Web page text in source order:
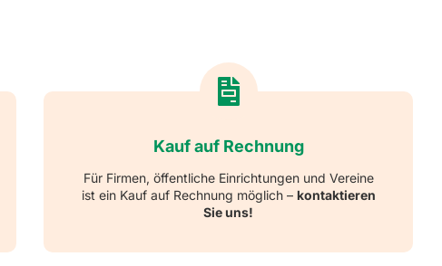
Kauf auf Rechnung
Für Firmen, öffentliche Einrichtungen und Vereine
ist ein Kauf auf Rechnung möglich – kontaktieren
Sie uns!